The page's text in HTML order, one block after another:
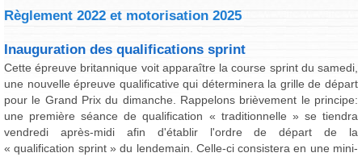
Règlement 2022 et motorisation 2025
Inauguration des qualifications sprint
Cette épreuve britannique voit apparaître la course sprint du samedi,
une nouvelle épreuve qualificative qui déterminera la grille de départ
pour le Grand Prix du dimanche. Rappelons brièvement le principe:
une première séance de qualification « traditionnelle » se tiendra
vendredi après-midi afin d'établir l'ordre de départ de la
« qualification sprint » du lendemain. Celle-ci consistera en une mini-